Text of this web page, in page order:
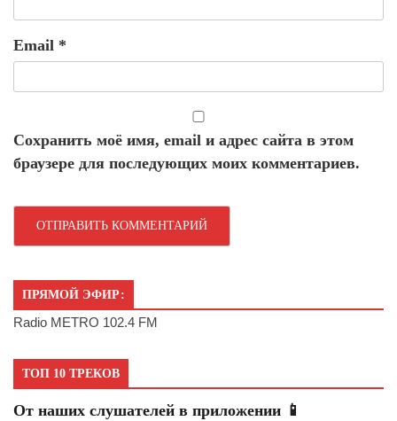
Email *
Сохранить моё имя, email и адрес сайта в этом
браузере для последующих моих комментариев.
ПРЯМОЙ ЭФИР:
Radio METRO 102.4 FM
ТОП 10 ТРЕКОВ
От наших слушателей в приложении 📱